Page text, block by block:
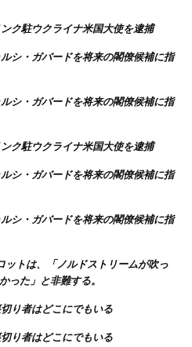
ク駐ウクライナ米国大使を逮捕
シ・ガバードを将来の閣僚候補に指
シ・ガバードを将来の閣僚候補に指
ク駐ウクライナ米国大使を逮捕
シ・ガバードを将来の閣僚候補に指
シ・ガバードを将来の閣僚候補に指
ットは、「ノルドストリームが吹っ
った」と非難する。
り者はどこにでもいる
り者はどこにでもいる